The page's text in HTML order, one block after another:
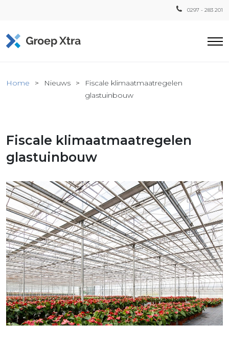
0297 - 283 201
Xtra
Home Nieuws
Fiscale klimaatmaatregelen
glastuinbouw
Fiscale klimaatmaatregelen
glastuinbouw